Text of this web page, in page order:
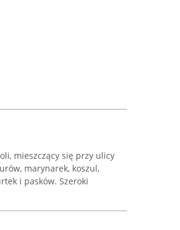
mieszczący się przy ulicy
marynarek, koszul,
i pasków. Szeroki